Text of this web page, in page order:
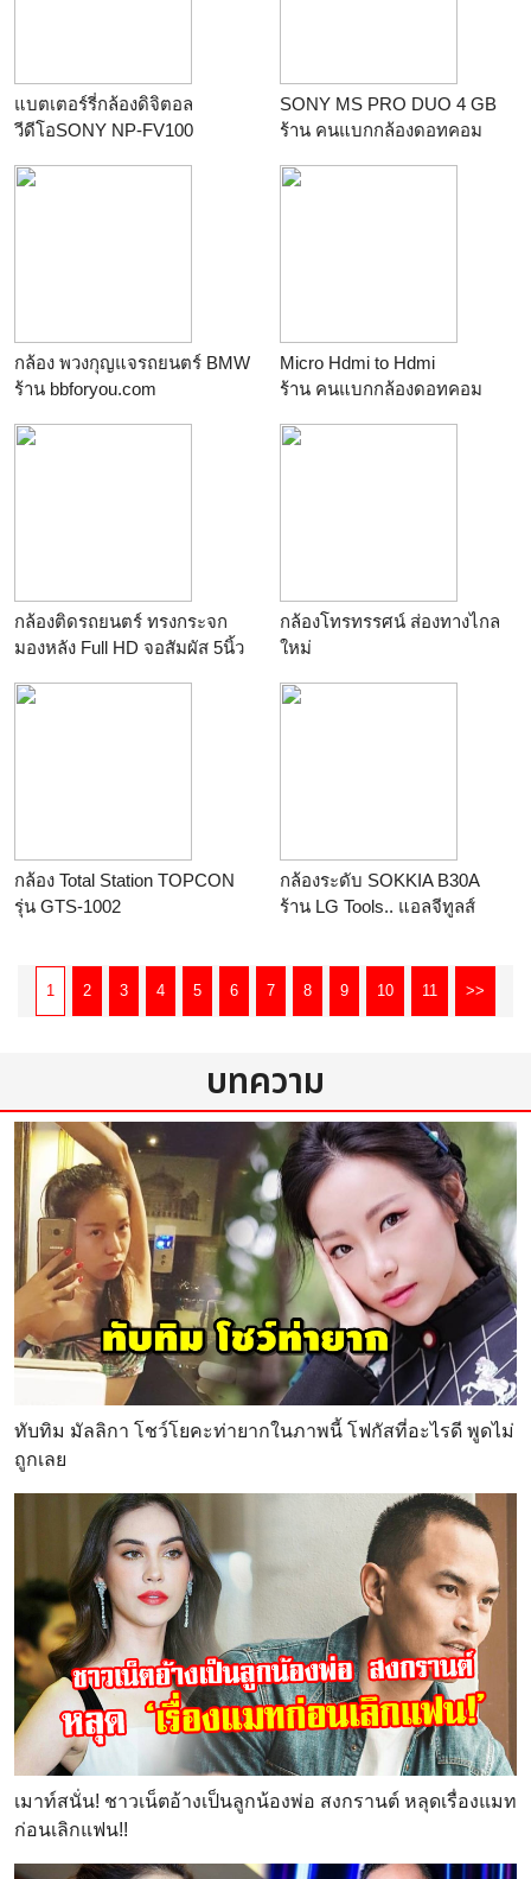
แบตเตอร์รี่กล้องดิจิตอล
วีดีโอSONY NP-FV100
SONY MS PRO DUO 4 GB
ร้าน คนแบกกล้องดอทคอม
กล้อง พวงกุญแจรถยนตร์ BMW
ร้าน bbforyou.com
Micro Hdmi to Hdmi
ร้าน คนแบกกล้องดอทคอม
กล้องติดรถยนตร์ ทรงกระจก
มองหลัง Full HD จอสัมผัส 5นิ้ว
ใหม่ล่าสุด มี WDR กลางคืนชัด
กล้องโทรทรรศน์ ส่องทางไกล
ใหม่
กล้อง Total Station TOPCON
รุ่น GTS-1002
กล้องระดับ SOKKIA B30A
ร้าน LG Tools.. แอลจีทูลส์
1 2 3 4 5 6 7 8 9 10 11 >>
บทความ
ทับทิม มัลลิกา โชว์โยคะท่ายากในภาพนี้ โฟกัสที่อะไรดี พูดไม่
ถูกเลย
เมาท์สนั่น! ชาวเน็ตอ้างเป็นลูกน้องพ่อ สงกรานต์ หลุดเรื่องแมท
ก่อนเลิกแฟน!!